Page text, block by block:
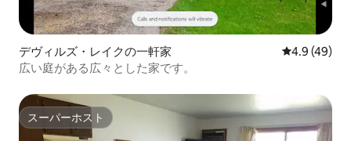
デヴィルズ・レイクの一軒家 レビュー49
4.9 (49)
広い庭がある広々とした家です。
スーパーホスト
スーパーホスト